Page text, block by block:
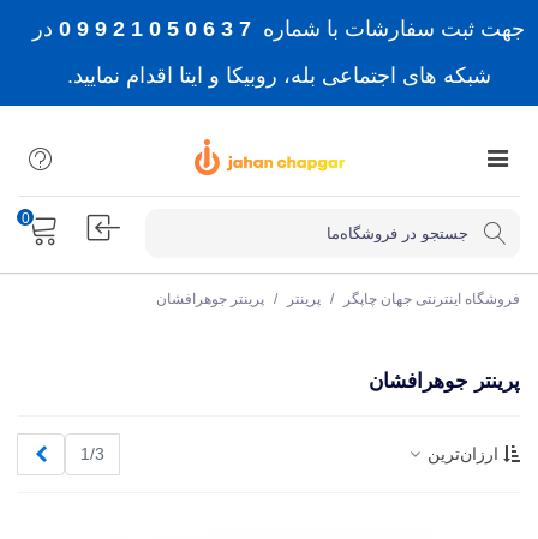
جهت ثبت سفارشات با شماره 7 3 6 0 5 0 1 2 9 9 0
در
شبکه های اجتماعی بله، روبیکا و ایتا اقدام نمایید.
0
فروشگاه اینترنتی جهان چاپگر / پرینتر / پرینتر جوهرافشان
پرینتر جوهرافشان
ارزان‌ترین 1/3